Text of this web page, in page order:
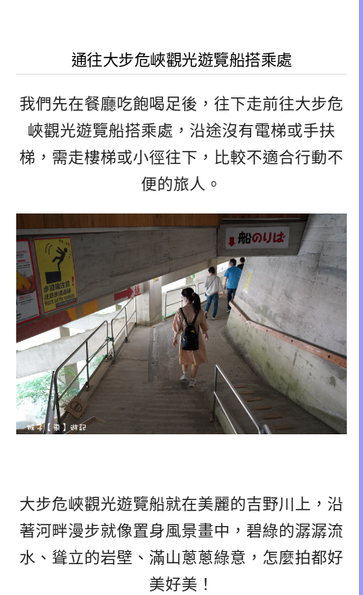
通往大步危峽觀光遊覽船搭乘處
我們先在餐廳吃飽喝足後，往下走前往大步危
峽觀光遊覽船搭乘處，沿途沒有電梯或手扶
梯，需走樓梯或小徑往下，比較不適合行動不
便的旅人。
大步危峽觀光遊覽船就在美麗的吉野川上，沿
著河畔漫步就像置身風景畫中，碧綠的潺潺流
水、聳立的岩壁、滿山蔥蔥綠意，怎麼拍都好
美好美！